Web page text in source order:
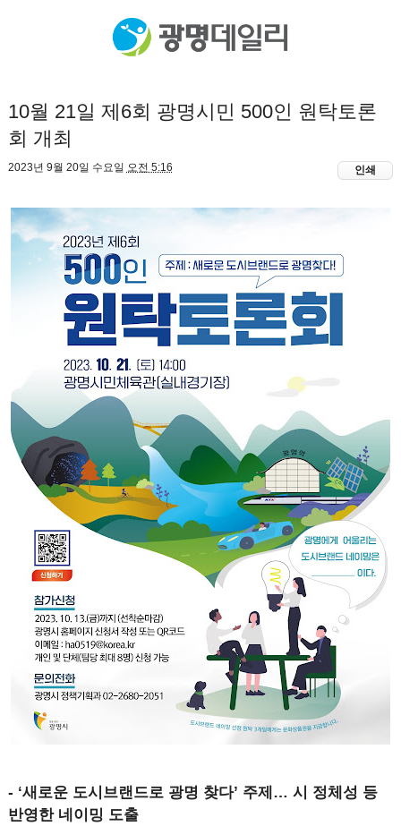
10월 21일 제6회 광명시민 500인 원탁토론
회 개최
2023년 9월 20일 수요일 오전 5:16 인쇄
- ‘새로운 도시브랜드로 광명 찾다’ 주제… 시 정체성 등
반영한 네이밍 도출